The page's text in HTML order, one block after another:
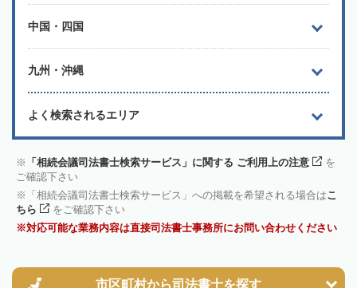
中国・四国
九州・沖縄
よく検索されるエリア
「相続会議司法書士検索サービス」に関する ご利用上の注意
を
ご確認下さい
「相続会議司法書士検索サービス」への掲載を希望される場合はこ
ちら
をご確認下さい
対応可能な業務内容は直接司法書士事務所にお問い合わせください
市区町村から司法書士を探す